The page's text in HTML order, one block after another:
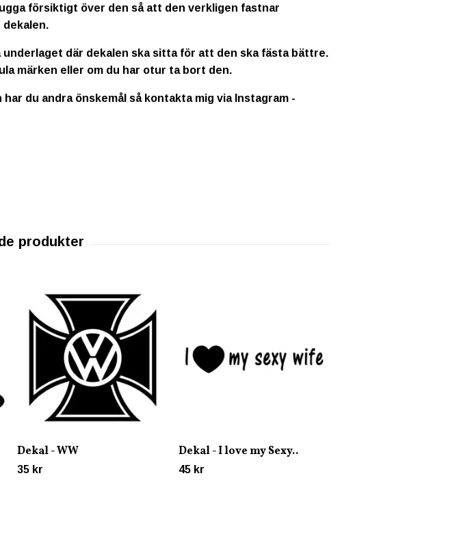
försiktigt över den så att den verkligen fastnar
underlaget där dekalen ska sitta för att den ska fästa bättre.
märken eller om du har otur ta bort den.
du andra önskemål så kontakta mig via Instagram -
Dekal - WW
35 kr
Dekal - I love my Sexy..
45 kr